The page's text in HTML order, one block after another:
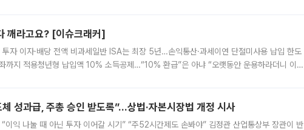
깨라고요? [이슈크래커]
자 이자·배당 전액 비과세일반 ISA는 최장 5년…손익통산·과세이연 단절미사용 납입 한도
까지 적용청년형 납입액 10% 소득공제…“10% 환급”은 아냐 “오랫동안 운용하라더니 이제
성과급, 주총 승인 받도록”…상법·자본시장법 개정 시사
이익 나눌 때 아닌 투자 이어갈 시기” “주52시간제도 손봐야” 김정관 산업통상부 장관이 반